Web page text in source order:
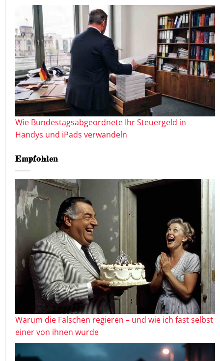
Wie Bundestagsabgeordnete Ihr Steuergeld in
Handys und iPads verwandeln
Empfohlen
Warum die Falschen regieren – und wie ich fast selbst
einer von ihnen wurde